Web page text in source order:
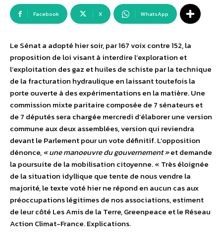
Facebook X WhatsApp
Le Sénat a adopté hier soir, par 167 voix contre 152, la
proposition de loi visant à interdire l’exploration et
l’exploitation des gaz et huiles de schiste par la technique
de la fracturation hydraulique en laissant toutefois la
porte ouverte à des expérimentations en la matière. Une
commission mixte paritaire composée de 7 sénateurs et
de 7 députés sera chargée mercredi d’élaborer une version
commune aux deux assemblées, version qui reviendra
devant le Parlement pour un vote définitif. L’opposition
dénonce,« une manoeuvre du gouvernement »et demande
la poursuite de la mobilisation citoyenne. « Très éloignée
de la situation idyllique que tente de nous vendre la
majorité, le texte voté hier ne répond en aucun cas aux
préoccupations légitimes de nos associations, estiment
de leur côté Les Amis de la Terre, Greenpeace et le Réseau
Action Climat-France. Explications.